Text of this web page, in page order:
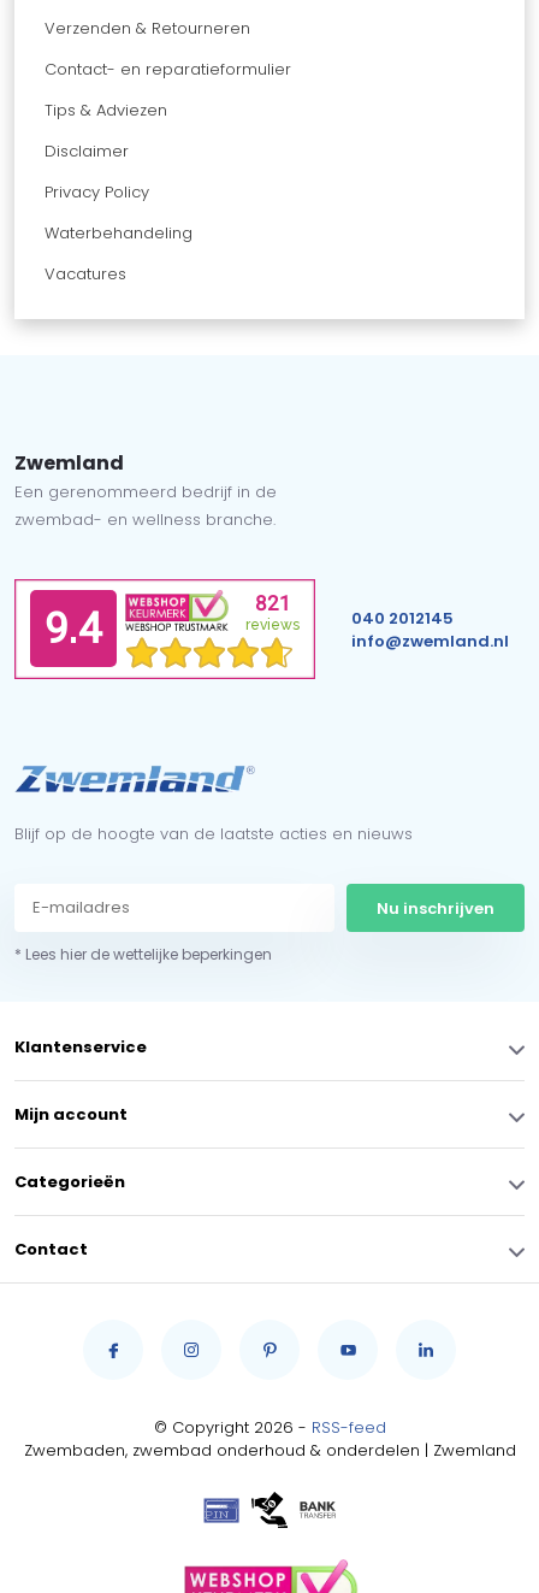
Verzenden & Retourneren
Contact- en reparatieformulier
Tips & Adviezen
Disclaimer
Privacy Policy
Waterbehandeling
Vacatures
Zwemland
Een gerenommeerd bedrijf in de
zwembad- en wellness branche.
040 2012145
info@zwemland.nl
Blijf op de hoogte van de laatste acties en nieuws
Nu inschrijven
* Lees hier de wettelijke beperkingen
Klantenservice
Mijn account
Categorieën
Contact
© Copyright 2026 - RSS-feed
Zwembaden, zwembad onderhoud & onderdelen | Zwemland